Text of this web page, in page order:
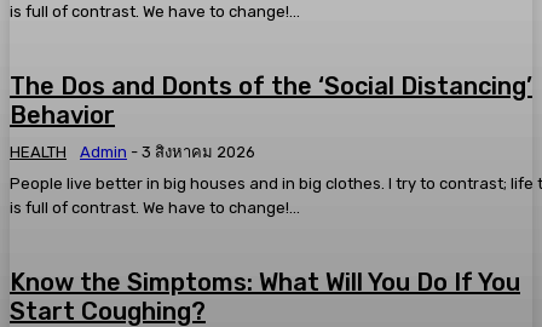
is full of contrast. We have to change!...
The Dos and Donts of the ‘Social Distancing’
Behavior
HEALTH Admin - 3 สิงหาคม 2026
People live better in big houses and in big clothes. I try to contrast; life
is full of contrast. We have to change!...
Know the Simptoms: What Will You Do If You
Start Coughing?